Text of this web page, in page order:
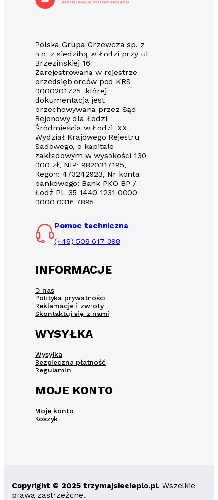
Polska Grupa Grzewcza sp. z
o.o. z siedzibą w Łodzi przy ul.
Brzezińskiej 16.
Zarejestrowana w rejestrze
przedsiębiorców pod KRS
0000201725, której
dokumentacja jest
przechowywana przez Sąd
Rejonowy dla Łodzi
Śródmieścia w Łodzi, XX
Wydział Krajowego Rejestru
Sadowego, o kapitale
zakładowym w wysokości 130
000 zł, NIP: 9820317195,
Regon: 473242923, Nr konta
bankowego: Bank PKO BP /
Łodź PL 35 1440 1231 0000
0000 0316 7895
Pomoc techniczna
(+48) 508 617 398
INFORMACJE
O nas
Polityka prywatności
Reklamacje i zwroty
Skontaktuj się z nami
WYSYŁKA
Wysyłka
Bezpieczna płatność
Regulamin
MOJE KONTO
Moje konto
Koszyk
Copyright © 2025 trzymajsiecieplo.pl. Wszelkie
prawa zastrzeżone.